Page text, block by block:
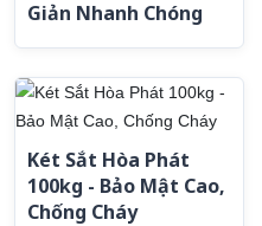
Giản Nhanh Chóng
Két Sắt Hòa Phát
100kg - Bảo Mật Cao,
Chống Cháy